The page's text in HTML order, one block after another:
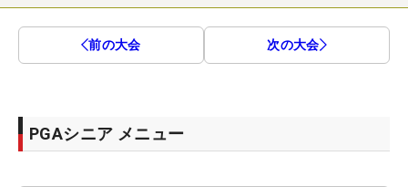
前の大会 次の大会
PGAシニア メニュー